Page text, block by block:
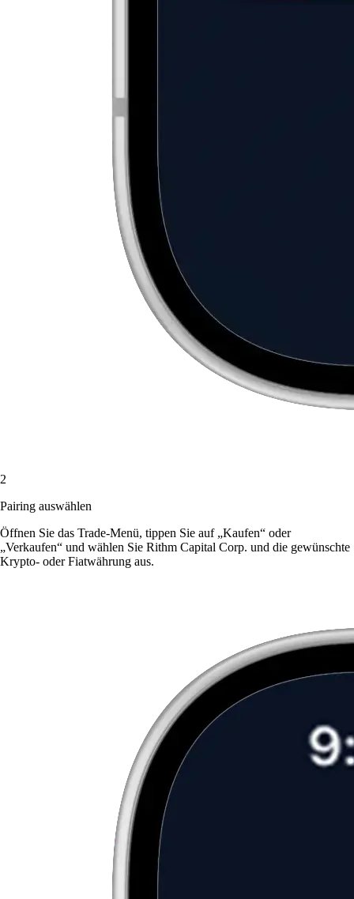
2
Pairing auswählen
Öffnen Sie das Trade-Menü, tippen Sie auf „Kaufen“ oder
„Verkaufen“ und wählen Sie Rithm Capital Corp. und die gewünschte
Krypto- oder Fiatwährung aus.